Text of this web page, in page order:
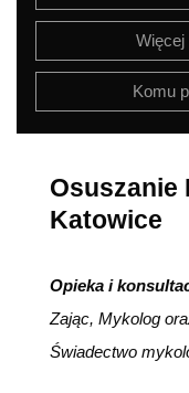
Więcej
Komu
Osuszanie
Katowice
Opieka i
Zając, Mykolog
Świadectwo